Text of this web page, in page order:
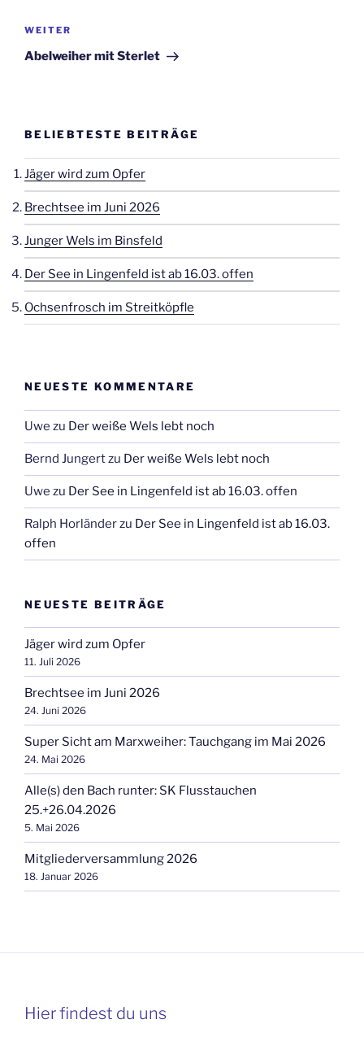
Nächster
Beitrag
WEITER
Abelweiher mit Sterlet
BELIEBTESTE BEITRÄGE
Jäger wird zum Opfer
Brechtsee im Juni 2026
Junger Wels im Binsfeld
Der See in Lingenfeld ist ab 16.03. offen
Ochsenfrosch im Streitköpfle
NEUESTE KOMMENTARE
Uwe zu Der weiße Wels lebt noch
Bernd Jungertzu Der weiße Wels lebt noch
Uwe zu Der See in Lingenfeld ist ab 16.03. offen
Ralph Horländerzu Der See in Lingenfeld ist ab 16.03.
offen
NEUESTE BEITRÄGE
Jäger wird zum Opfer
11. Juli 2026
Brechtsee im Juni 2026
24. Juni 2026
Super Sicht am Marxweiher: Tauchgang im Mai 2026
24. Mai 2026
Alle(s) den Bach runter: SK Flusstauchen
25.+26.04.2026
5. Mai 2026
Mitgliederversammlung 2026
18. Januar 2026
Hier findest du uns